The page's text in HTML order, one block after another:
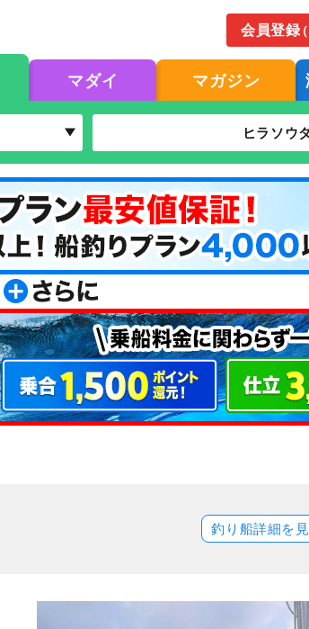
会員登録
マダイ マガジン
ヒラソウ
釣り船詳細を